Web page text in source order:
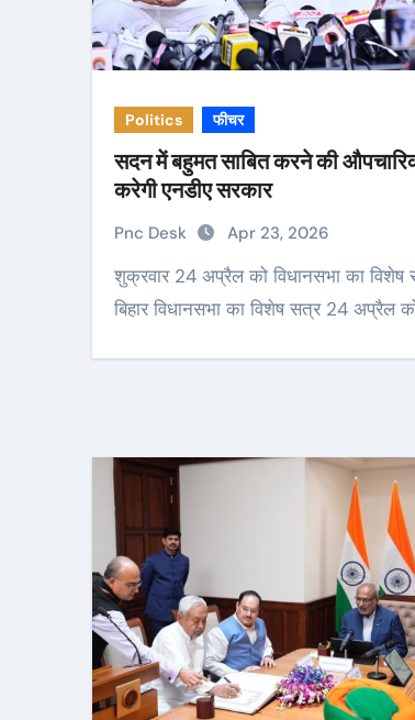
Politics फीचर
सदन में बहुमत साबित करने की
करेगी एनडीए सरकार
Pnc Desk Apr 23, 2026
शुक्रवार 24 अप्रैल को विधानसभा का विशेष सत्र पटना..
बिहार विधानसभा का विशेष सत्र 24 अप्रैल